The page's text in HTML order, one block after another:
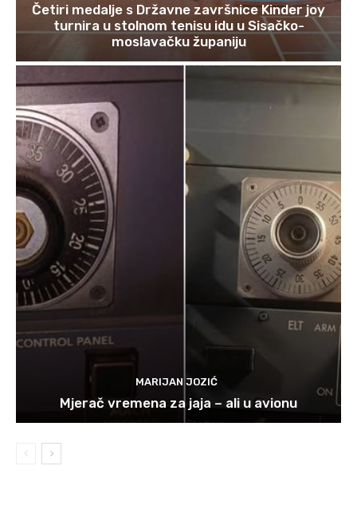
Četiri medalje s Državne završnice Kinder joy
turnira u stolnom tenisu idu u Sisačko-
moslavačku županiju
MARIJAN JOZIĆ
Mjerač vremena za jaja – ali u avionu